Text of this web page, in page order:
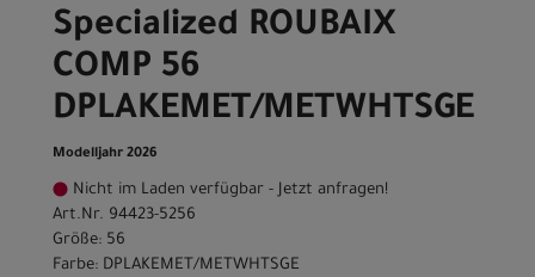
Specialized ROUBAIX
COMP 56
DPLAKEMET/METWHTSGE
Modelljahr 2026
Nicht im Laden verfügbar - Jetzt anfragen!
Art.Nr. 94423-5256
Größe: 56
Farbe: DPLAKEMET/METWHTSGE